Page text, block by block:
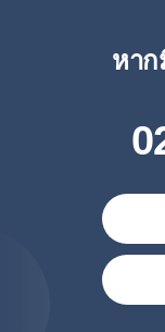
หาก
ประเทศไทย (ไทย)